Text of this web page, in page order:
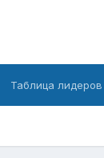
Таблица лидеров